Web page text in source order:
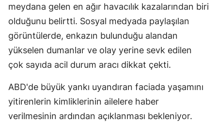
meydana gelen en ağır havacılık kazalarından biri
olduğunu belirtti. Sosyal medyada paylaşılan
görüntülerde, enkazın bulunduğu alandan
yükselen dumanlar ve olay yerine sevk edilen
çok sayıda acil durum aracı dikkat çekti.
ABD'de büyük yankı uyandıran faciada yaşamını
yitirenlerin kimliklerinin ailelere haber
verilmesinin ardından açıklanması bekleniyor.